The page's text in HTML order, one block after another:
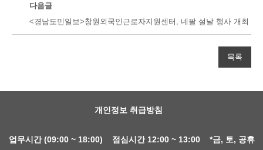
다음글
<경남도민일보>창원외국인근로자지원센터, 네팔 설날 행사 개최
목록
개인정보 취급방침
업무시간 (09:00 ~ 18:00) 점심시간 12:00 ~ 13:00 *금, 토, 공휴